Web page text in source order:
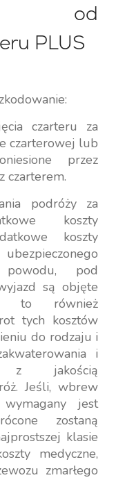
od
PLUS
czarteru za
czarterowej lub
przez
czarterem.
podróży za
koszty
koszty
pod
są objęte
to również
tych kosztów
do rodzaju i
i
z jakością
Jeśli, wbrew
wymagany jest
zostaną
klasie
medyczne,
zmarłego